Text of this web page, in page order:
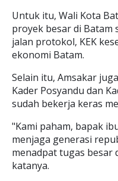
Untuk itu, Wali Kota
proyek besar di Batam
jalan protokol, KEK
ekonomi Batam.
Selain itu, Amsakar
Kader Posyandu dan
sudah bekerja keras
"Kami paham, bapak
menjaga generasi
menadpat tugas besar
katanya.